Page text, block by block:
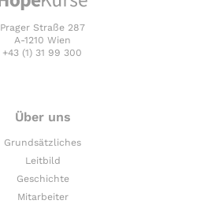
Prager Straße 287
A-1210 Wien
+43 (1) 31 99 300
Über uns
Grundsätzliches
Leitbild
Geschichte
Mitarbeiter